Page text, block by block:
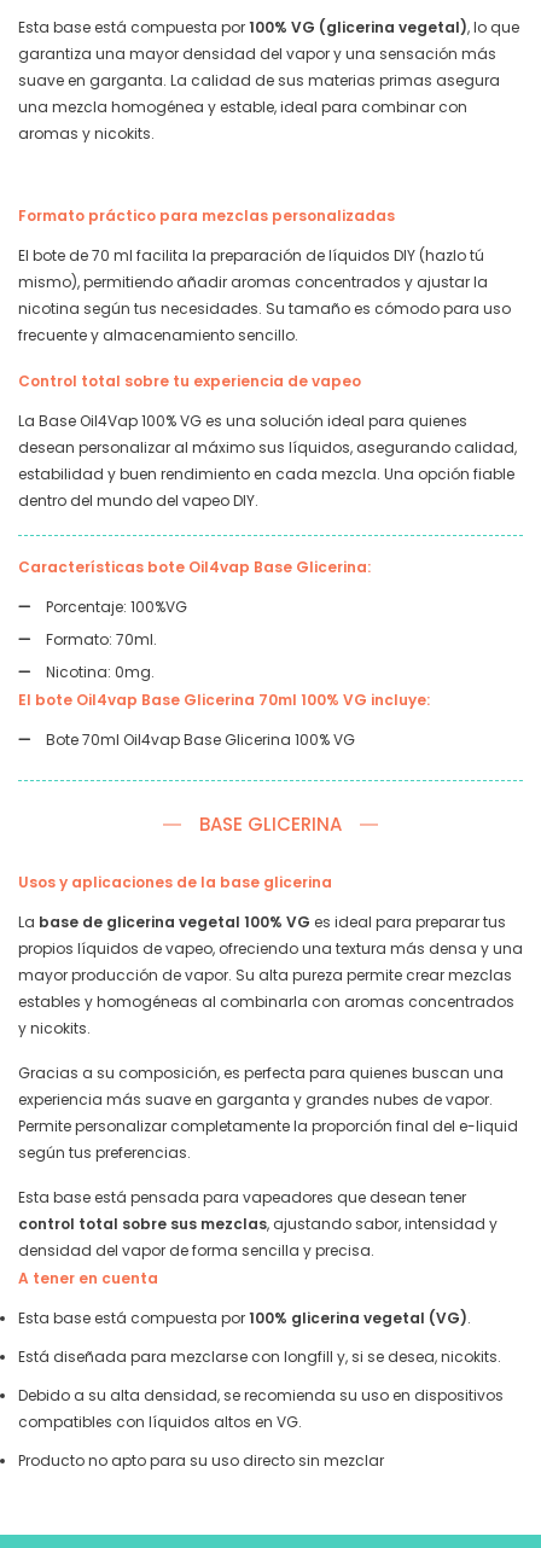
Esta base está compuesta por100% VG (glicerina vegetal), lo que
garantiza una mayor densidad del vapor y una sensación más
suave en garganta. La calidad de sus materias primas asegura
una mezcla homogénea y estable, ideal para combinar con
aromas y nicokits.
Formato práctico para mezclas personalizadas
El bote de 70 ml facilita la preparación de líquidos DIY (hazlo tú
mismo), permitiendo añadir aromas concentrados y ajustar la
nicotina según tus necesidades. Su tamaño es cómodo para uso
frecuente y almacenamiento sencillo.
Control total sobre tu experiencia de vapeo
La Base Oil4Vap 100% VG es una solución ideal para quienes
desean personalizar al máximo sus líquidos, asegurando calidad,
estabilidad y buen rendimiento en cada mezcla. Una opción fiable
dentro del mundo del vapeo DIY.
Características bote Oil4vap Base Glicerina:
Porcentaje: 100%VG
Formato: 70ml.
Nicotina: 0mg.
El bote Oil4vap Base Glicerina 70ml 100% VG incluye:
Bote 70ml Oil4vap Base Glicerina 100% VG
BASE GLICERINA
Usos y aplicaciones de la base glicerina
La base de glicerina vegetal 100% VG es ideal para preparar tus
propios líquidos de vapeo, ofreciendo una textura más densa y una
mayor producción de vapor. Su alta pureza permite crear mezclas
estables y homogéneas al combinarla con aromas concentrados
y nicokits.
Gracias a su composición, es perfecta para quienes buscan una
experiencia más suave en garganta y grandes nubes de vapor.
Permite personalizar completamente la proporción final del e-liquid
según tus preferencias.
Esta base está pensada para vapeadores que desean tener
control total sobre sus mezclas, ajustando sabor, intensidad y
densidad del vapor de forma sencilla y precisa.
A tener en cuenta
Esta base está compuesta por100% glicerina vegetal (VG).
Está diseñada para mezclarse con longfill y, si se desea, nicokits.
Debido a su alta densidad, se recomienda su uso en dispositivos
compatibles con líquidos altos en VG.
Producto no apto para su uso directo sin mezclar